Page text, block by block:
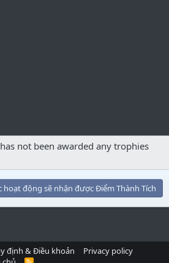
not been awarded any trophies
hoạt động sẽ nhận được Điểm Thành Tích
định & Điều khoản
Privacy policy
R